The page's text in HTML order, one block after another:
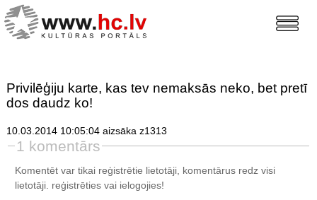
Privilēģiju karte, kas tev nemaksās neko, bet pretī
dos daudz ko!
10.03.2014 10:05:04 aizsāka z1313
1 komentārs
Komentēt var tikai reģistrētie lietotāji, komentārus redz visi
lietotāji. reģistrētiesvai ielogojies!